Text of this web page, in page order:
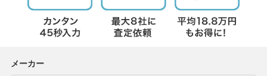
メーカー